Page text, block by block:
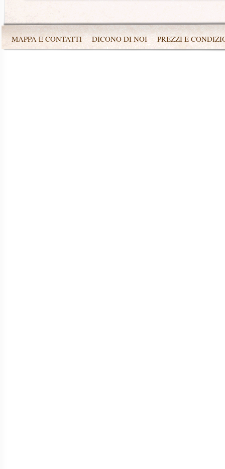
MAPPA E CONTATTI DICONO DI NOI PREZZI E